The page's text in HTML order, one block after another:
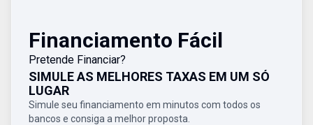
Financiamento Fácil
Pretende Financiar?
SIMULE AS MELHORES TAXAS EM UM SÓ
LUGAR
Simule seu financiamento em minutos com todos os
bancos e consiga a melhor proposta.